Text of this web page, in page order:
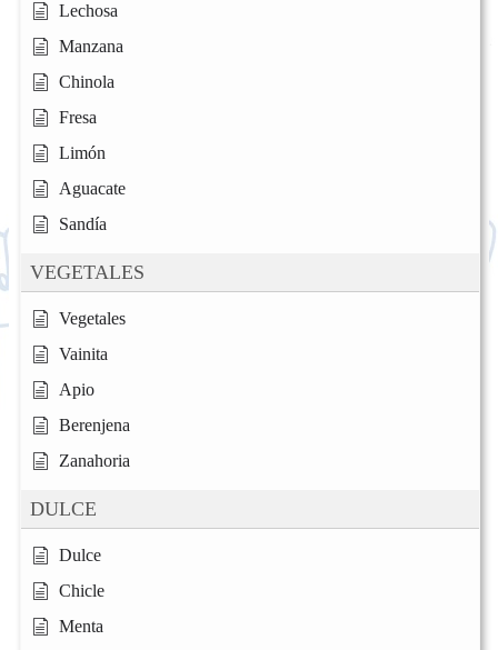
Lechosa
Manzana
Chinola
Fresa
Limón
Aguacate
Sandía
VEGETALES
Vegetales
Vainita
Apio
Berenjena
Zanahoria
DULCE
Dulce
Chicle
Menta